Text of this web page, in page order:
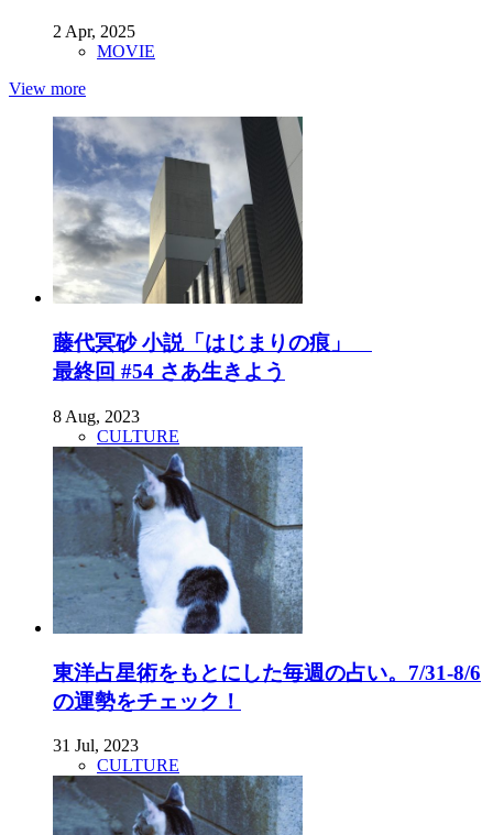
2 Apr, 2025
MOVIE
View more
藤代冥砂 小説「はじまりの痕」
最終回 #54 さあ生きよう
8 Aug, 2023
CULTURE
東洋占星術をもとにした毎週の占い。7/31-8/6
の運勢をチェック！
31 Jul, 2023
CULTURE